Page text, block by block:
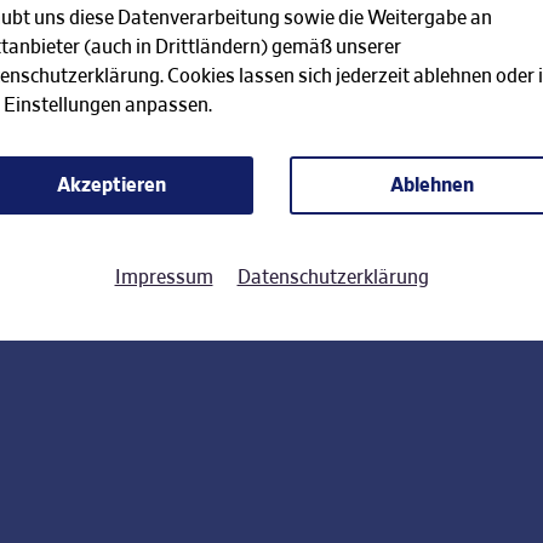
uns diese Datenverarbeitung sowie die Weitergabe an
(auch in Drittländern) gemäß unserer
Cookies lassen sich jederzeit ablehnen oder
Einstellungen anpassen.
Akzeptieren Ablehnen
Impressum Datenschutzerklärung